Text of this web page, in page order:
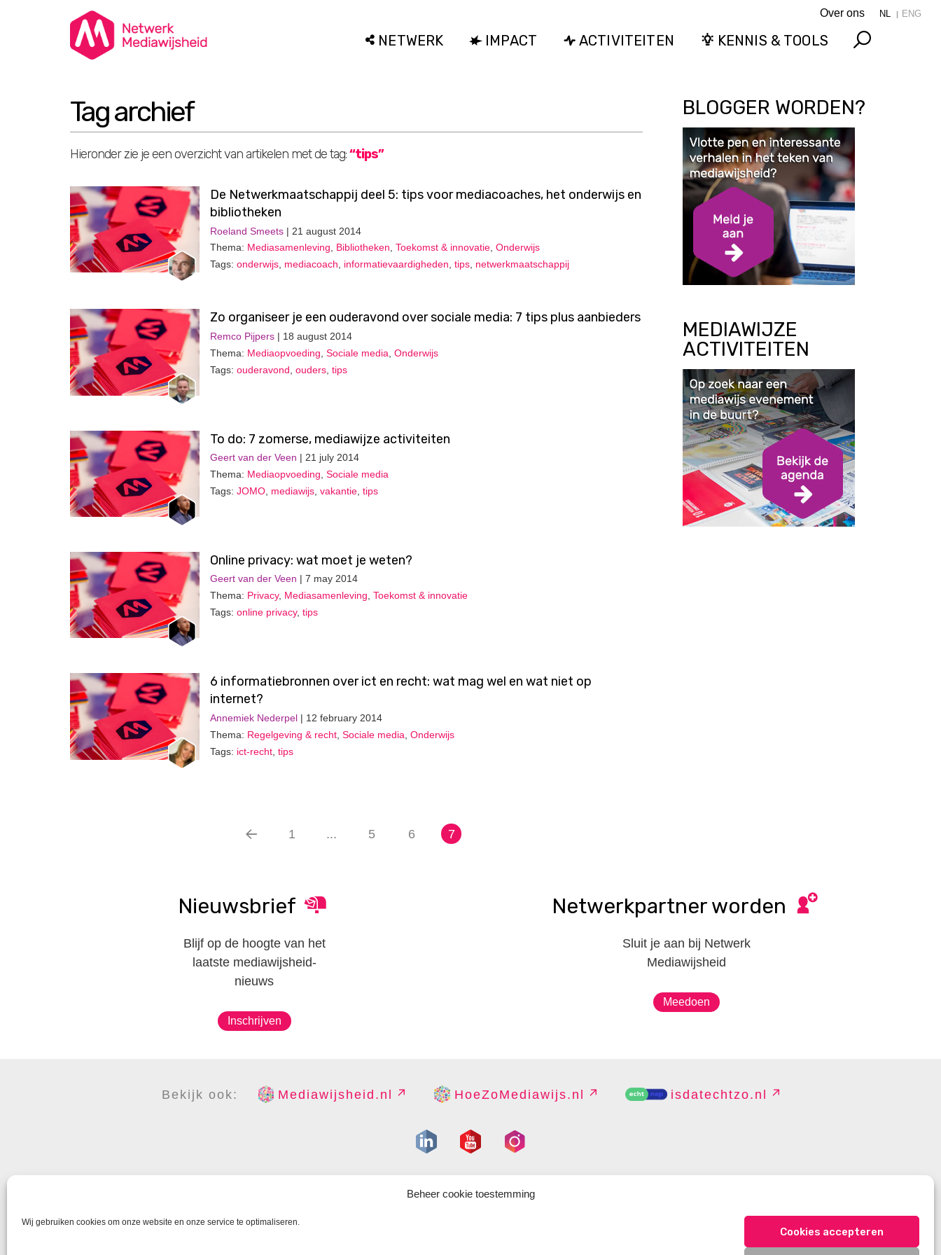
Beheer cookie toestemming
Wij gebruiken cookies om onze website en onze service te optimaliseren.
Cookies accepteren
Over ons NL ENG
NETWERK IMPACT ACTIVITEITEN KENNIS & TOOLS
Tag archief
Hieronder zie je een overzicht van artikelen met de tag:“tips”
De Netwerkmaatschappij deel 5: tips voor mediacoaches, het onderwijs en
bibliotheken
Roeland Smeets | 21 august 2014
Thema: Mediasamenleving, Bibliotheken, Toekomst & innovatie, Onderwijs
Tags: onderwijs, mediacoach, informatievaardigheden, tips, netwerkmaatschappij
Zo organiseer je een ouderavond over sociale media: 7 tips plus aanbieders
Remco Pijpers | 18 august 2014
Thema: Mediaopvoeding Sociale media Onderwijs
Tags: ouderavond ouders tips
To do: 7 zomerse, mediawijze activiteiten
Geert van der Veen | 21 july 2014
Thema: Mediaopvoeding Sociale media
Tags: JOMO mediawijs vakantie tips
Online privacy: wat moet je weten?
Geert van der Veen | 7 may 2014
Thema: Privacy, Mediasamenleving, Toekomst & innovatie
Tags: online privacy, tips
6 informatiebronnen over ict en recht: wat mag wel en wat niet op
internet?
Annemiek Nederpel | 12 february 2014
Thema: Regelgeving & recht Sociale media Onderwijs
Tags: ict-recht tips
1 ... 5 6 7
BLOGGER WORDEN?
MEDIAWIJZE
ACTIVITEITEN
Nieuwsbrief
Blijf op de hoogte van het
laatste mediawijsheid-
nieuws
Inschrijven
Netwerkpartner worden
Sluit je aan bij Netwerk
Mediawijsheid
Meedoen
Bekijk ook: Mediawijsheid.nl HoeZoMediawijs.nl isdatechtzo.nl